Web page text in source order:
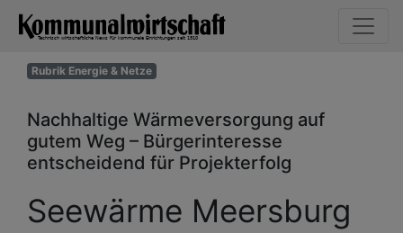
Rubrik Energie & Netze
Nachhaltige Wärmeversorgung auf
gutem Weg – Bürgerinteresse
entscheidend für Projekterfolg
Seewärme Meersburg